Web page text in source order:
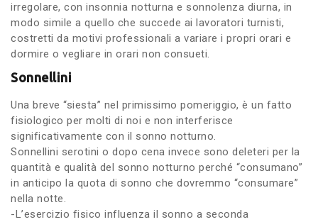
irregolare, con insonnia notturna e sonnolenza diurna, in
modo simile a quello che succede ai lavoratori turnisti,
costretti da motivi professionali a variare i propri orari e
dormire o vegliare in orari non consueti.
Sonnellini
Una breve “siesta” nel primissimo pomeriggio, è un fatto
fisiologico per molti di noi e non interferisce
significativamente con il sonno notturno.
Sonnellini serotini o dopo cena invece sono deleteri per la
quantità e qualità del sonno notturno perché “consumano”
in anticipo la quota di sonno che dovremmo “consumare”
nella notte.
-L’esercizio fisico influenza il sonno a seconda